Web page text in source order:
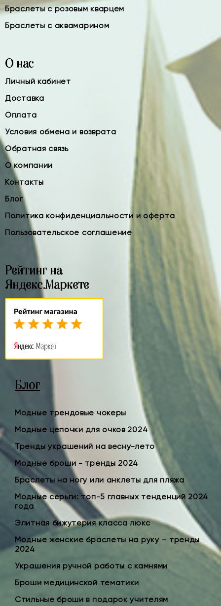
Браслеты с розовым кварцем
Браслеты с аквамарином
О нас
Личный кабинет
Доставка
Оплата
Условия обмена и возврата
Обратная связь
О компании
Контакты
Блог
Политика конфиденциальности и оферта
Пользовательское соглашение
Рейтинг на
Яндекс.Маркете
Блог
Модные трендовые чокеры
Модные цепочки для очков 2024
Тренды украшений на весну-лето
Модные броши - тренды 2024
Браслеты на ногу или анклеты для пляжа
Модные серьги: топ-5 главных тенденций 2024
года
Элитная бижутерия класса люкс
Модные женские браслеты на руку – тренды
2024
Украшения ручной работы с камнями
Броши медицинской тематики
Стильные броши в подарок учителям